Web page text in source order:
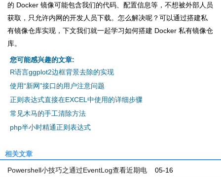
的 Docker 镜像可能包含我们的代码、配置信息等，不想被外部人员
获取，只允许内网的开发人员下载。怎么解决呢？可以通过搭建私
有镜像仓库实现，下文我们就一起学习如何搭建 Docker 私有镜像仓
库。
您可能感兴趣的文章:
R语言ggplot2边框背景去除的实现
使用“新网”接口的用户注意问题
正则表达式直接在EXCEL中使用的详细步骤
常见木马的手工清除方法
php半小时精通正则表达式
相关文章
05-16
Powershell小技巧之通过EventLog查看近期电